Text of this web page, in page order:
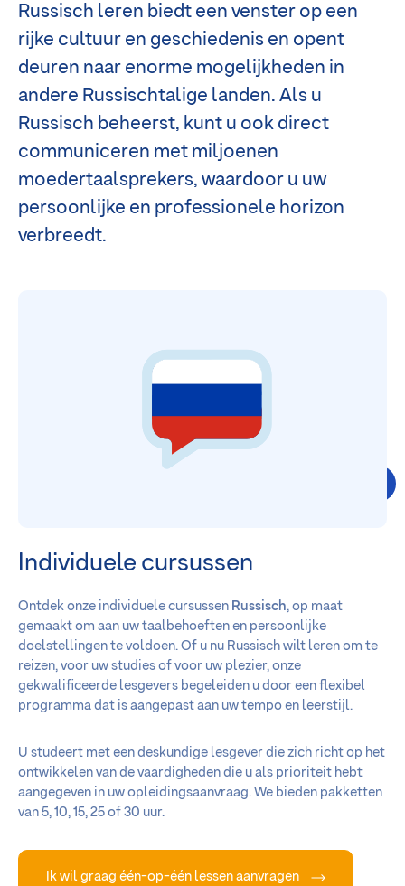
Russisch leren biedt een venster op een
rijke cultuur en geschiedenis en opent
deuren naar enorme mogelijkheden in
andere Russischtalige landen. Als u
Russisch beheerst, kunt u ook direct
communiceren met miljoenen
moedertaalsprekers, waardoor u uw
persoonlijke en professionele horizon
verbreedt.
Individuele cursussen
Ontdek onze individuele cursussen Russisch, op maat
gemaakt om aan uw taalbehoeften en persoonlijke
doelstellingen te voldoen. Of u nu Russisch wilt leren om te
reizen, voor uw studies of voor uw plezier, onze
gekwalificeerde lesgevers begeleiden u door een flexibel
programma dat is aangepast aan uw tempo en leerstijl.
U studeert met een deskundige lesgever die zich richt op het
ontwikkelen van de vaardigheden die u als prioriteit hebt
aangegeven in uw opleidingsaanvraag. We bieden pakketten
van 5, 10, 15, 25 of 30 uur.
Ik wil graag één-op-één lessen aanvragen